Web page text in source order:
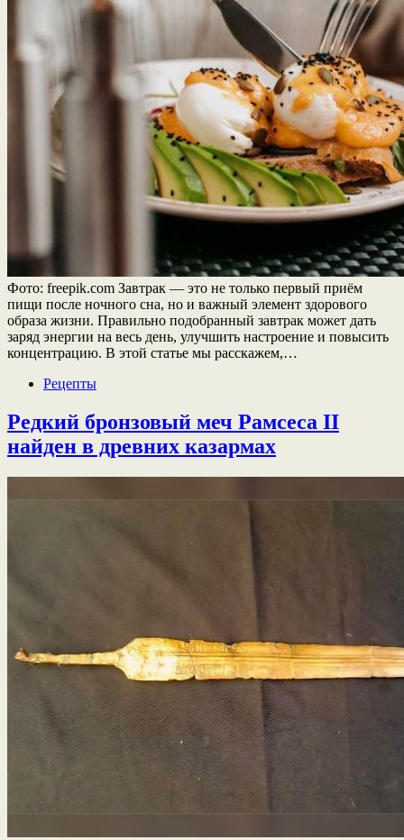
Фото: freepik.com Завтрак — это не только первый приём
пищи после ночного сна, но и важный элемент здорового
образа жизни. Правильно подобранный завтрак может дать
заряд энергии на весь день, улучшить настроение и повысить
концентрацию. В этой статье мы расскажем,…
Рецепты
Редкий бронзовый меч Рамсеса II
найден в древних казармах